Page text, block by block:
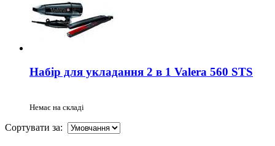
Набір для укладання 2 в 1 Valera 560 STS
Немає на складі
Сортувати за: